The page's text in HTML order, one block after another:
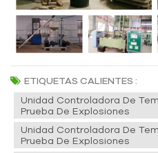
ETIQUETAS CALIENTES :
Unidad Controladora De
Prueba De Explosiones
Unidad Controladora De
Prueba De Explosiones